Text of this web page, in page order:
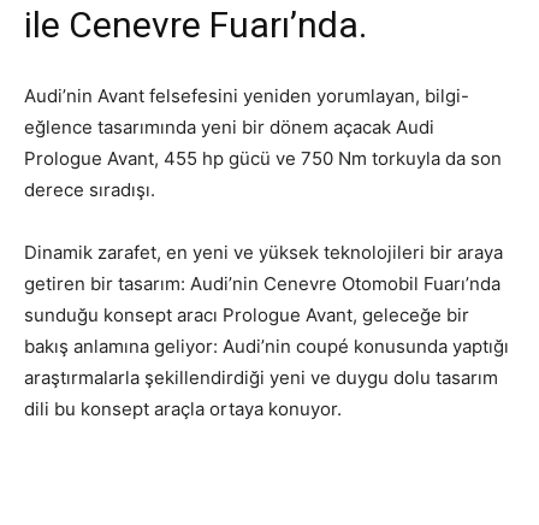
ile Cenevre Fuarı’nda.
Audi’nin Avant felsefesini yeniden yorumlayan, bilgi-
eğlence tasarımında yeni bir dönem açacak Audi
Prologue Avant, 455 hp gücü ve 750 Nm torkuyla da son
derece sıradışı.
Dinamik zarafet, en yeni ve yüksek teknolojileri bir araya
getiren bir tasarım: Audi’nin Cenevre Otomobil Fuarı’nda
sunduğu konsept aracı Prologue Avant, geleceğe bir
bakış anlamına geliyor: Audi’nin coupé konusunda yaptığı
araştırmalarla şekillendirdiği yeni ve duygu dolu tasarım
dili bu konsept araçla ortaya konuyor.